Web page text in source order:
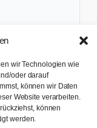
wir Technologien wie
oder darauf
können wir Daten
Website verarbeiten.
können
werden.